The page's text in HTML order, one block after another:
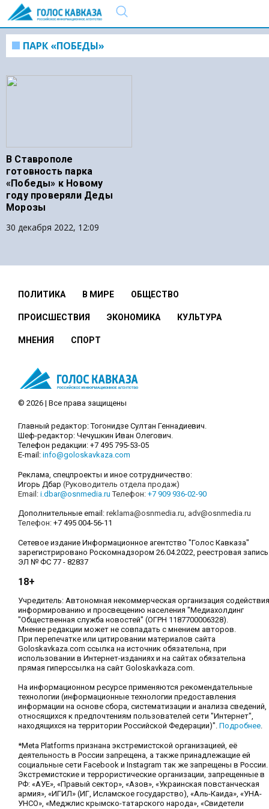
ПАРК «ПОБЕДЫ»
В Ставрополе
готовность парка
«Победы» к Новому
году проверяли Деды
Морозы
30 декабря 2022, 12:09
ПОЛИТИКА В МИРЕ ОБЩЕСТВО
ПРОИСШЕСТВИЯ ЭКОНОМИКА КУЛЬТУРА
МНЕНИЯ СПОРТ
© 2026 | Все права защищены
Главный редактор: Тогонидзе Султан Геннадиевич.
Шеф-редактор: Чечушкин Иван Олегович.
Телефон редакции: +7 495 795-53-05
E-mail: info@goloskavkaza.com
Реклама, спецпроекты и иное сотрудничество:
Игорь Дбар (Руководитель отдела продаж)
Email: i.dbar@osnmedia.ru Телефон: +7 909 936-02-90
Дополнительные email: reklama@osnmedia.ru, adv@osnmedia.ru
Телефон: +7 495 004-56-11
Сетевое издание Информационное агентство "Голос Кавказа"
зарегистрировано Роскомнадзором 26.04.2022, реестровая запись
ЭЛ № ФС 77 - 82837
18+
Учредитель: Автономная некоммерческая организация содействия
информированию и просвещению населения "Медиахолдинг
"Общественная служба новостей" (ОГРН 1187700006328).
Мнение редакции может не совпадать с мнением авторов.
При перепечатке или цитировании материалов сайта
Goloskavkaza.com ссылка на источник обязательна, при
использовании в Интернет-изданиях и на сайтах обязательна
прямая гиперссылка на сайт Goloskavkaza.com.
На информационном ресурсе применяются рекомендательные
технологии (информационные технологии предоставления
информации на основе сбора, систематизации и анализа сведений,
относящихся к предпочтениям пользователей сети "Интернет",
находящихся на территории Российской Федерации)". Подробнее.
*Meta Platforms признана экстремистской организацией, её
деятельность в России запрещена, а также принадлежащие ей
социальные сети Facebook и Instagram так же запрещены в России.
Экстремистские и террористические организации, запрещенные в
РФ: «АУЕ», «Правый сектор», «Азов», «Украинская повстанческая
армия», «ИГИЛ» (ИГ, Исламское государство), «Аль-Каида», «УНА-
УНСО», «Меджлис крымско-татарского народа», «Свидетели